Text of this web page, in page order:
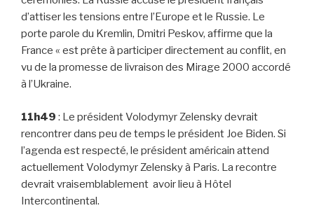
d’attiser les tensions entre l’Europe et le Russie. Le
porte parole du Kremlin, Dmitri Peskov, affirme que la
France « est prête à participer directement au conflit, en
vu de la promesse de livraison des Mirage 2000 accordé
à l’Ukraine.
11h49 : Le président Volodymyr Zelensky devrait
rencontrer dans peu de temps le président Joe Biden. Si
l’agenda est respecté, le président américain attend
actuellement Volodymyr Zelensky à Paris. La recontre
devrait vraisemblablement avoir lieu à Hôtel
Intercontinental.